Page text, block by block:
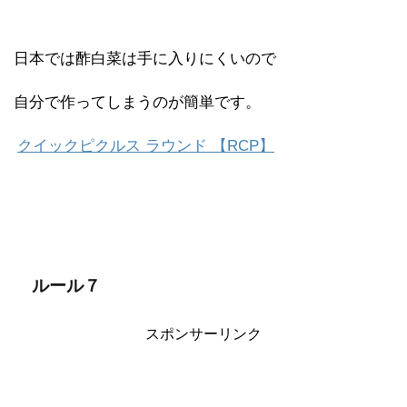
日本では酢白菜は手に入りにくいので
自分で作ってしまうのが簡単です。
クイックピクルス ラウンド 【RCP】
ルール７
スポンサーリンク